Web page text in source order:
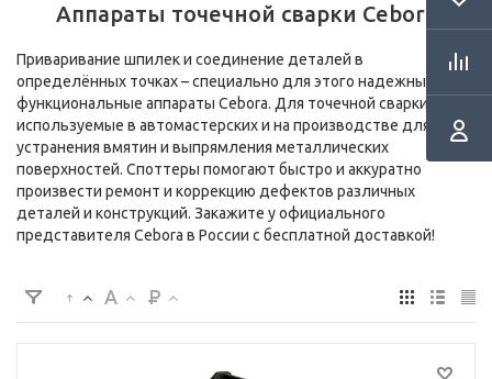
Аппараты точечной сварки Cebora
Приваривание шпилек и соединение деталей в
определённых точках – специально для этого надежные и
функциональные аппараты Cebora. Для точечной сварки,
используемые в автомастерских и на производстве для
устранения вмятин и выпрямления металлических
поверхностей. Споттеры помогают быстро и аккуратно
произвести ремонт и коррекцию дефектов различных
деталей и конструкций. Закажите у официального
представителя Cebora в России с бесплатной доставкой!